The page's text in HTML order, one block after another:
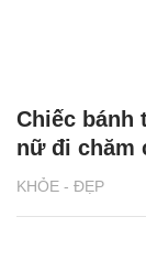
KHỎE - ĐẸP
Chiếc bánh
nữ đi chăm